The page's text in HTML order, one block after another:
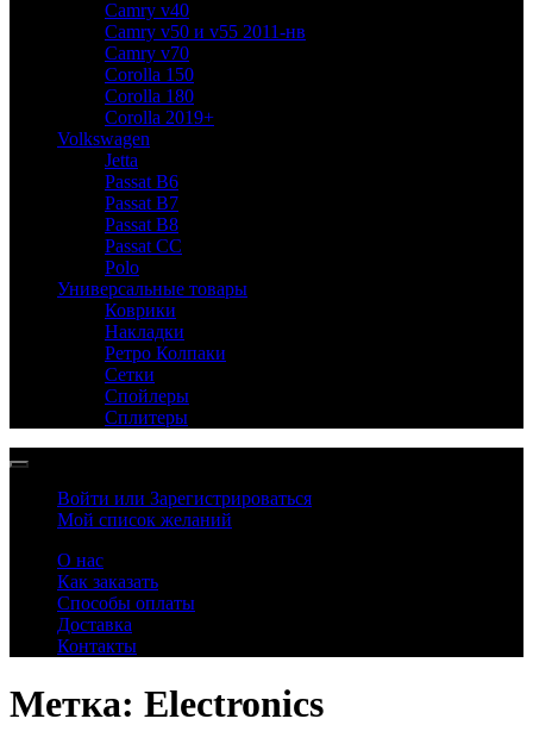
Camry v40
Camry v50 и v55 2011-нв
Camry v70
Corolla 150
Corolla 180
Corolla 2019+
Volkswagen
Jetta
Passat B6
Passat B7
Passat B8
Passat CC
Polo
Универсальные товары
Коврики
Накладки
Ретро Колпаки
Сетки
Спойлеры
Сплитеры
Войти или Зарегистрироваться
Мой список желаний
О нас
Как заказать
Способы оплаты
Доставка
Контакты
Метка: Electronics